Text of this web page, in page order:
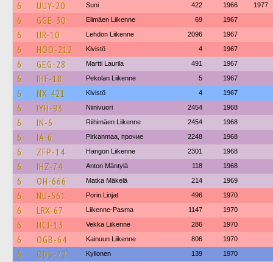
6 UUY-20 Suni 422 1966 1977
6 GGE-30 Elimäen Liikenne 69 1967
6 IJR-10 Lehdon Liikenne 2096 1967
6 HOO-212 Kivistö 4 1967
6 GEG-28 Martti Laurila 491 1967
6 IHF-18 Pekolan Liikenne 5 1967
6 NX-421 Kivistö 4 1967
6 IYH-93 Niinivuori 2454 1968
6 IN-6 Riihimäen Liikenne 2454 1968
6 IA-6 Pirkanmaa, прочие 2248 1968
6 ZFP-14 Hangon Liikenne 2301 1968
6 IHZ-74 Anton Mäntylä 118 1968
6 OH-666 Matka Mäkelä 214 1969
6 NU-561 Porin Linjat 496 1970
6 LRX-67 Liikenne-Pasma 1147 1970
6 HCJ-13 Vekka Liikenne 286 1970
6 OGB-64 Kainuun Liikenne 806 1970
6 ODS-72 Kyllonen 139 1970